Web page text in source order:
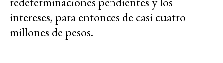
intereses, para entonces de casi cuatro
millones de pesos.